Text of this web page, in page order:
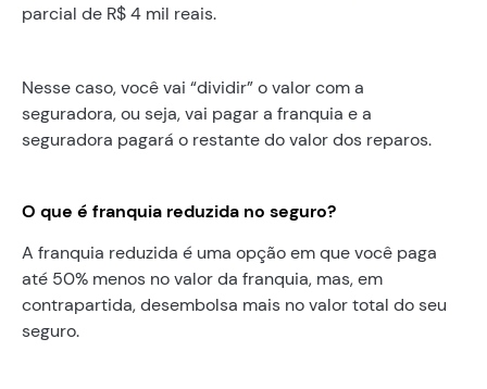
parcial de R$ 4 mil reais.
Nesse caso, você vai “dividir” o valor com a
seguradora, ou seja, vai pagar a franquia e a
seguradora pagará o restante do valor dos reparos.
O que é franquia reduzida no seguro?
A franquia reduzida é uma opção em que você paga
até 50% menos no valor da franquia, mas, em
contrapartida, desembolsa mais no valor total do seu
seguro.